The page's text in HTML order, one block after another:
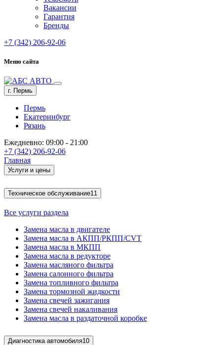
Вакансии
Гарантия
Бренды
+7 (342) 206-92-06
Меню сайта
г. Пермь
Пермь
Екатеринбург
Рязань
Ежедневно: 09:00 - 21:00
+7 (342) 206-92-06
Главная
Услуги и цены
Техническое обслуживание11
Все услуги раздела
Замена масла в двигателе
Замена масла в АКПП/РКПП/CVT
Замена масла в МКПП
Замена масла в редукторе
Замена масляного фильтра
Замена салонного фильтра
Замена топливного фильтра
Замена тормозной жидкости
Замена свечей зажигания
Замена свечей накаливания
Замена масла в раздаточной коробке
Диагностика автомобиля10